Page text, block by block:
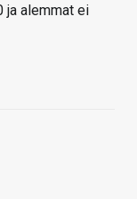
ja alemmat ei